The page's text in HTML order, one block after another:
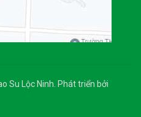
Su Lộc Ninh. Phát triển bởi